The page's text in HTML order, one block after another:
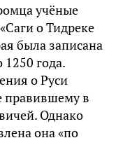
учёные
о Тидреке
была записана
года.
о Руси
правившему в
Однако
она «по